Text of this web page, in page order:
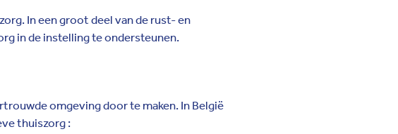
In een groot deel van de rust- en
in de instelling te ondersteunen.
omgeving door te maken. In België
thuiszorg :